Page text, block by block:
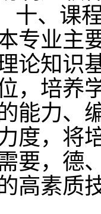
十、课
专业主
论知识
，培养
能力、
度，将
要，德
高素质